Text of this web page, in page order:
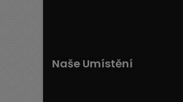
Naše Umístění